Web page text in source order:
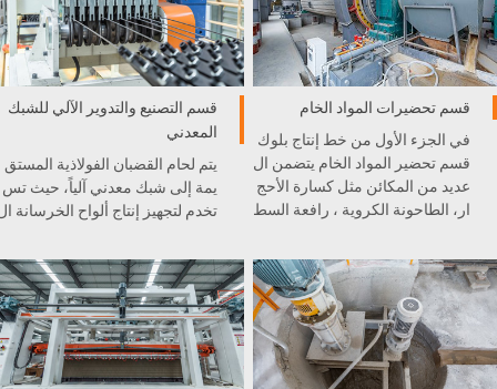
قسم تحضيرات المواد الخام
في الجزء الأول من خط إنتاج بلوك
قسم تحضير المواد الخام يتضمن ال
عديد من المكائن مثل كسارة الأحج
ار، الطاحونة الكروية ، رافعة السط
ممتاز في خط الإنتاج .
قسم التصنيع والتدوير الآلي للشبك
المعدني
يتم لحام القضبان الفولاذية المستق
يمة إلى شبك معدني آلياً، حيث تس
تخدم لتجهيز إنتاج ألواح الخرسانة